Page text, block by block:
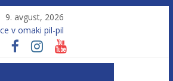
9. avgust, 2026
v omaki pil-pil
9, št. 103; Licenca brez morja
morja do gorja 11